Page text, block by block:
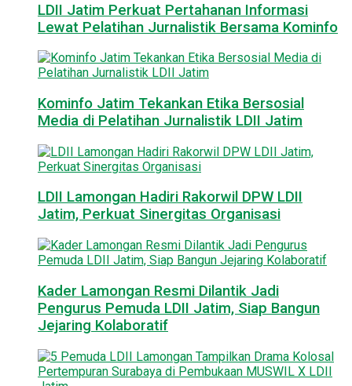
LDII Jatim Perkuat Pertahanan Informasi
Lewat Pelatihan Jurnalistik Bersama Kominfo
Kominfo Jatim Tekankan Etika Bersosial
Media di Pelatihan Jurnalistik LDII Jatim
LDII Lamongan Hadiri Rakorwil DPW LDII
Jatim, Perkuat Sinergitas Organisasi
Kader Lamongan Resmi Dilantik Jadi
Pengurus Pemuda LDII Jatim, Siap Bangun
Jejaring Kolaboratif